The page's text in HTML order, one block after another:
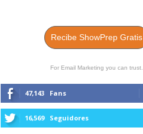
Recibe ShowPrep Gratis
For Email Marketing you can trust.
47,143 Fans
16,569 Seguidores